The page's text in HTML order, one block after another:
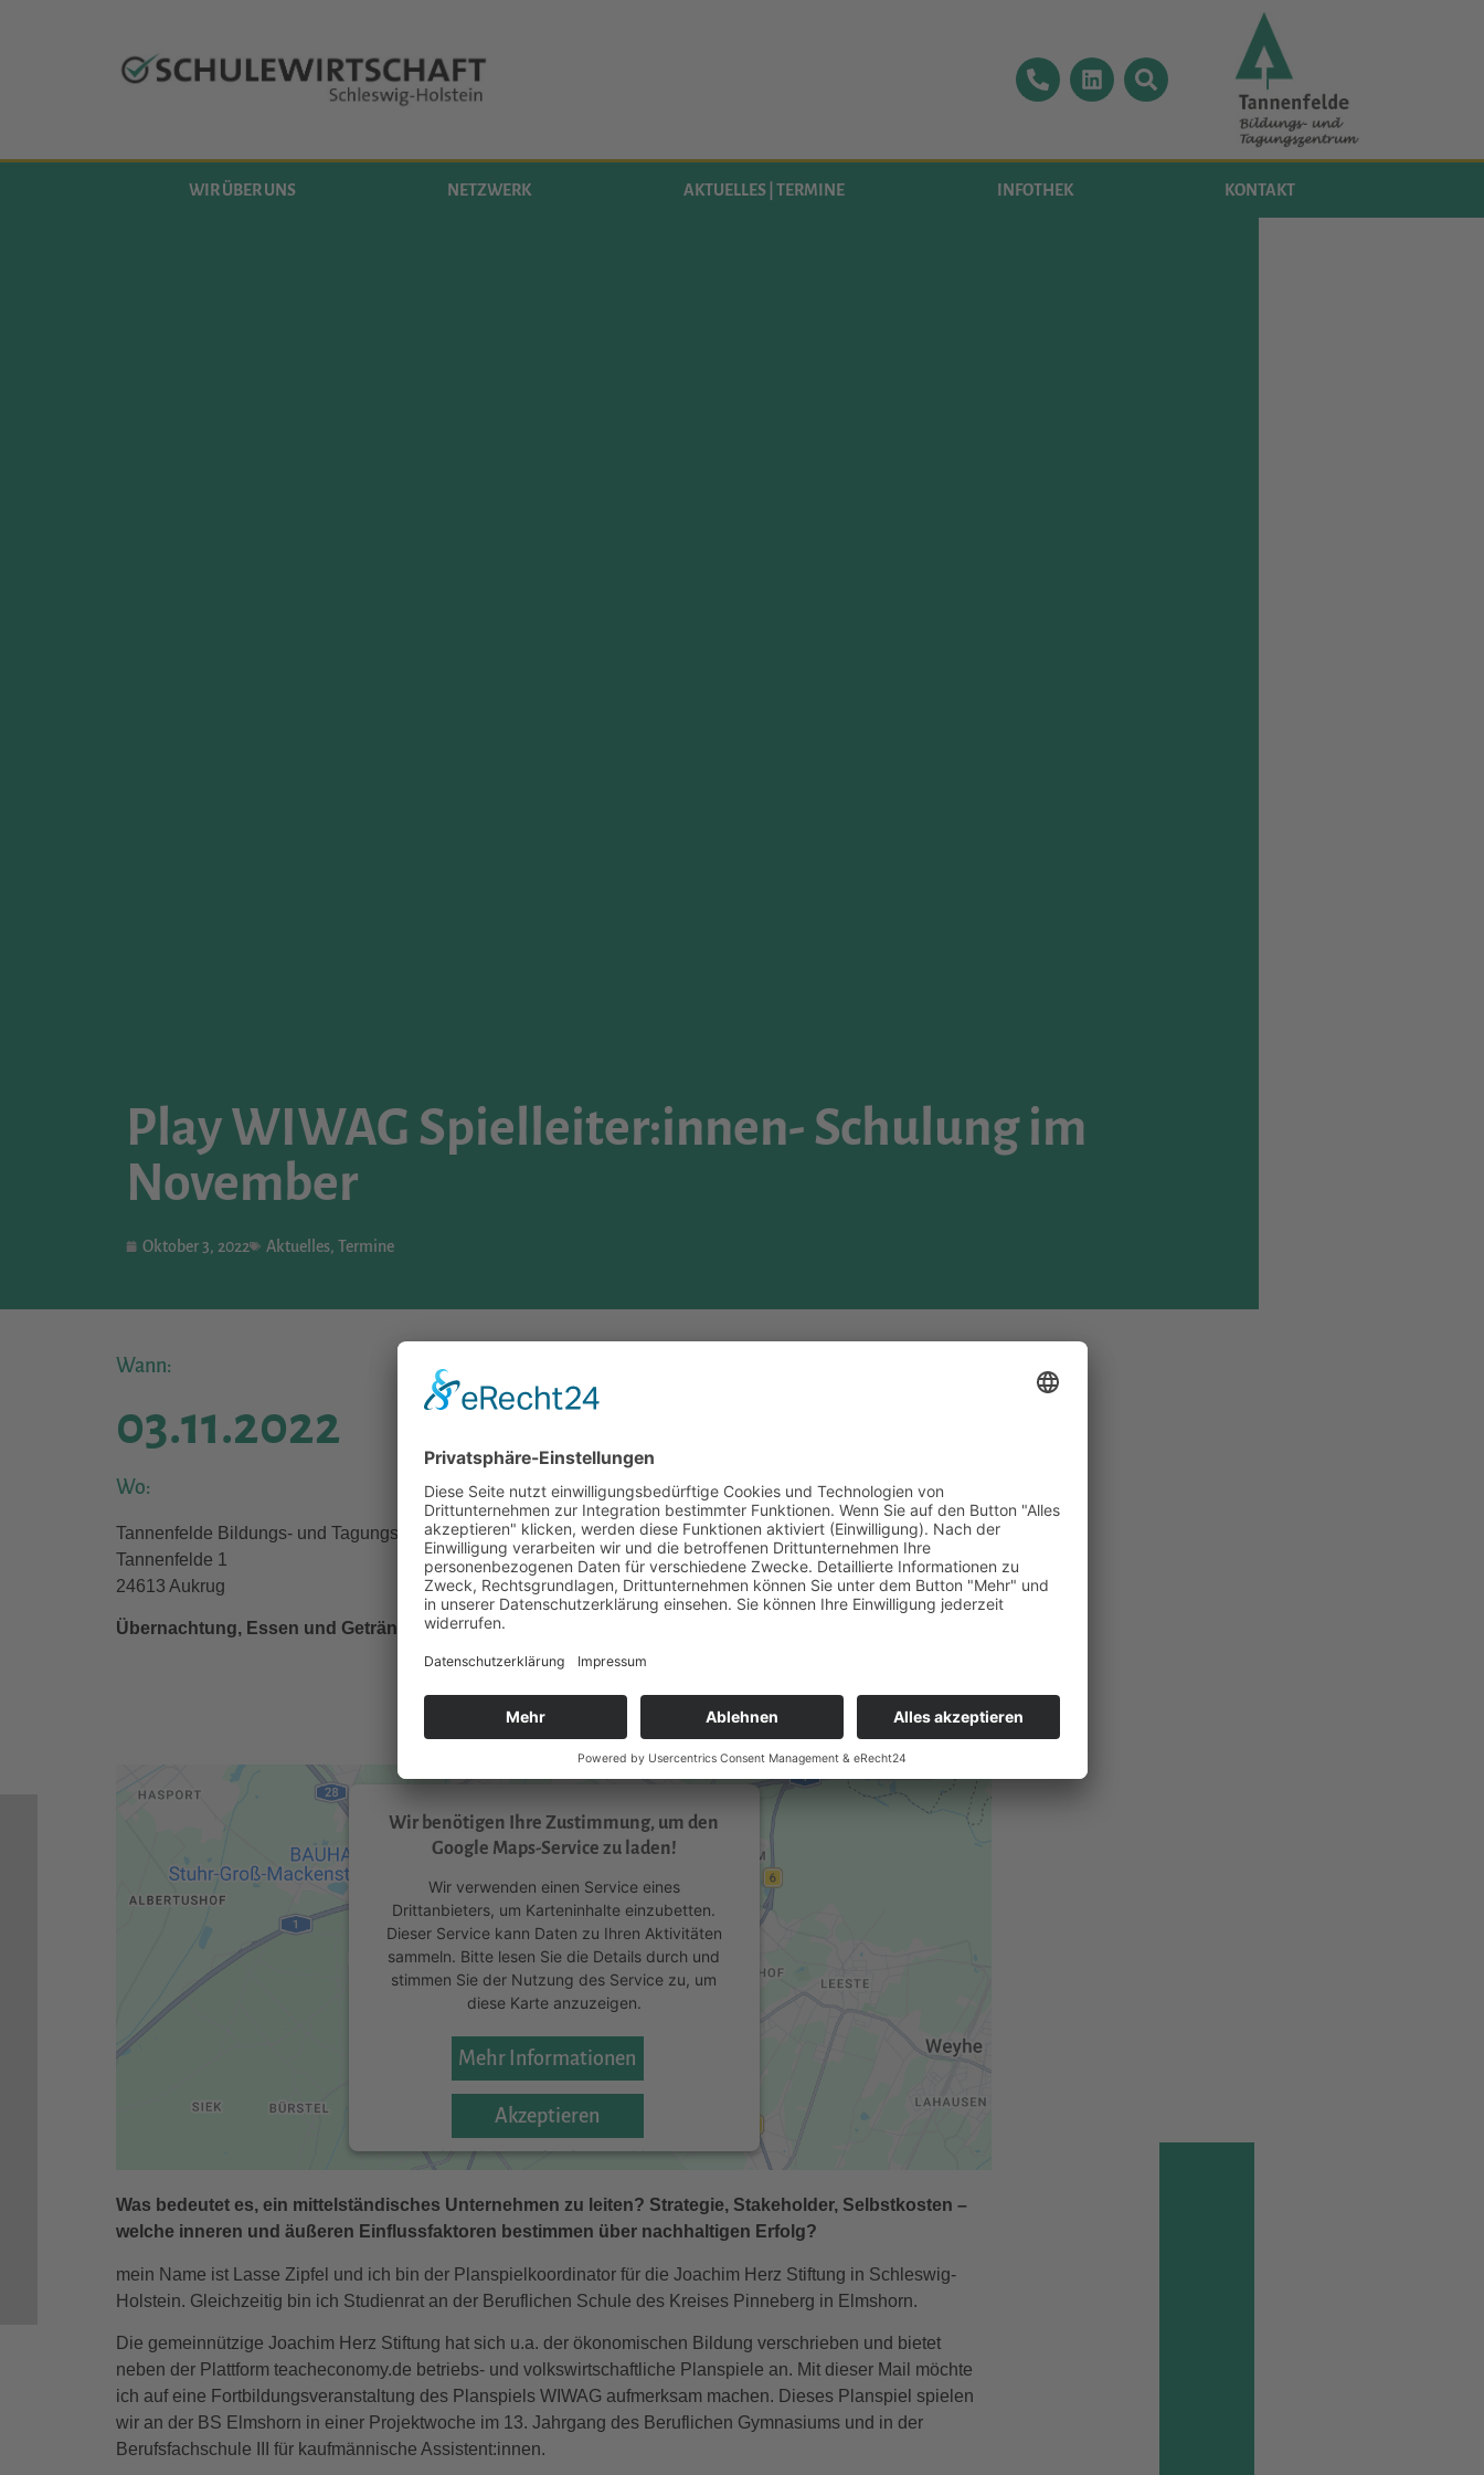
WIR ÜBER UNS NETZWERK AKTUELLES | TERMINE INFOTHEK KONTAKT
Play WIWAG Spielleiter:innen- Schulung im
November
Oktober 3, 2022 Aktuelles, Termine
Wann:
03.11.2022
Wo:
Tannenfelde Bildungs- und Tagungszentrum
Tannenfelde 1
24613 Aukrug
Übernachtung, Essen und Getränke inklusive.
Wir benötigen Ihre Zustimmung, um den
Google Maps-Service zu laden!
Wir verwenden einen Service eines
Drittanbieters, um Karteninhalte einzubetten.
Dieser Service kann Daten zu Ihren Aktivitäten
sammeln. Bitte lesen Sie die Details durch und
stimmen Sie der Nutzung des Service zu, um
diese Karte anzuzeigen.
Mehr Informationen
Akzeptieren
powered byUsercentrics Consent Management
Was bedeutet es, ein mittelständisches Unternehmen zu leiten? Strategie, Stakeholder, Selbstkosten –
welche inneren und äußeren Einflussfaktoren bestimmen über nachhaltigen Erfolg?
mein Name ist Lasse Zipfel und ich bin der Planspielkoordinator für die Joachim Herz Stiftung in Schleswig-
Holstein. Gleichzeitig bin ich Studienrat an der Beruflichen Schule des Kreises Pinneberg in Elmshorn.
Die gemeinnützige Joachim Herz Stiftung hat sich u.a. der ökonomischen Bildung verschrieben und bietet
neben der Plattform teacheconomy.de betriebs- und volkswirtschaftliche Planspiele an. Mit dieser Mail möchte
ich auf eine Fortbildungsveranstaltung des Planspiels WIWAG aufmerksam machen. Dieses Planspiel spielen
wir an der BS Elmshorn in einer Projektwoche im 13. Jahrgang des Beruflichen Gymnasiums und in der
Berufsfachschule III für kaufmännische Assistent:innen.